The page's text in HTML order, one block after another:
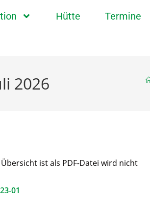
Hütte Termine
2026
ist als PDF-Datei wird nicht
01